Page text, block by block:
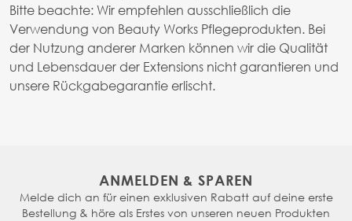
Bitte beachte: Wir empfehlen ausschließlich die
Verwendung von Beauty Works Pflegeprodukten. Bei
der Nutzung anderer Marken können wir die Qualität
und Lebensdauer der Extensions nicht garantieren und
unsere Rückgabegarantie erlischt.
ANMELDEN & SPAREN
Melde dich an für einen exklusiven Rabatt auf deine erste
Bestellung & höre als Erstes von unseren neuen Produkten